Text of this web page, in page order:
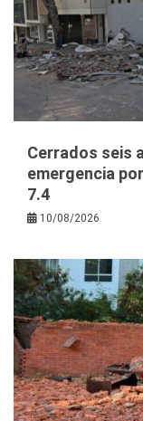
Cerrados seis
emergencia
7.4
10/08/2026